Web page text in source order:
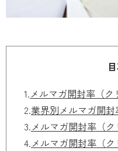
1.メルマガ開封率（ク
2.業界別メルマガ開
3.メルマガ開封率（
4.メルマガ開封率（